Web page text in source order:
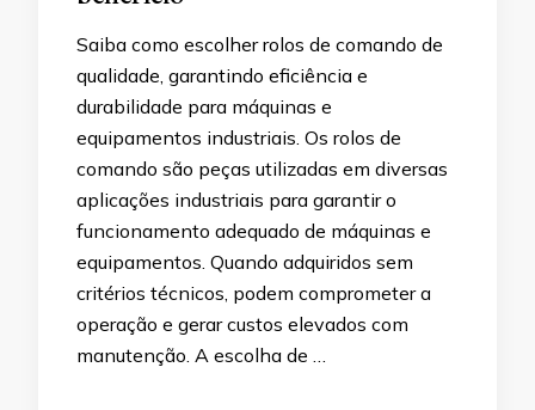
Saiba como escolher rolos de comando de
qualidade, garantindo eficiência e
durabilidade para máquinas e
equipamentos industriais. Os rolos de
comando são peças utilizadas em diversas
aplicações industriais para garantir o
funcionamento adequado de máquinas e
equipamentos. Quando adquiridos sem
critérios técnicos, podem comprometer a
operação e gerar custos elevados com
manutenção. A escolha de …